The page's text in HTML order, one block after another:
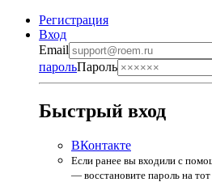
Регистрация
Вход
Email
парольПароль
Быстрый вход
ВКонтакте
Если ранее вы входили с
— восстановите пароль на